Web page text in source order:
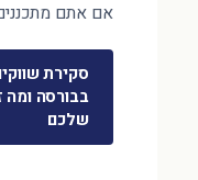
אם אתם
סקירת
בבורסה ומה
שלכם